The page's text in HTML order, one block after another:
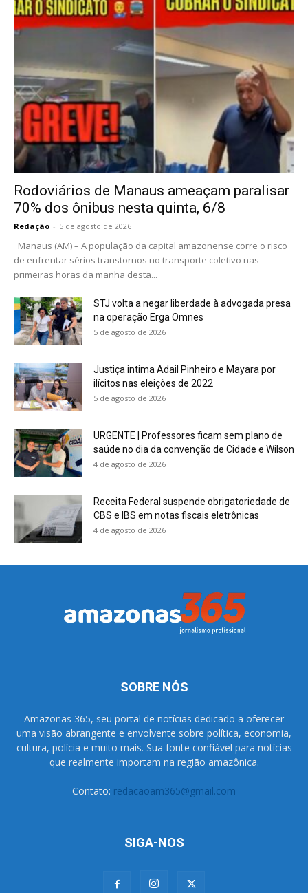
Rodoviários de Manaus ameaçam paralisar
70% dos ônibus nesta quinta, 6/8
Redação - 5 de agosto de 2026
Manaus (AM) – A população da capital amazonense corre o risco
de enfrentar sérios transtornos no transporte coletivo nas
primeiras horas da manhã desta...
STJ volta a negar liberdade à advogada presa
na operação Erga Omnes
5 de agosto de 2026
Justiça intima Adail Pinheiro e Mayara por
ilícitos nas eleições de 2022
5 de agosto de 2026
URGENTE | Professores ficam sem plano de
saúde no dia da convenção de Cidade e Wilson
4 de agosto de 2026
Receita Federal suspende obrigatoriedade de
CBS e IBS em notas fiscais eletrônicas
4 de agosto de 2026
SOBRE NÓS
Amazonas 365, seu portal de notícias dedicado a oferecer
uma visão abrangente e envolvente sobre política, economia,
cultura, polícia e muito mais. Sua fonte confiável para notícias
que realmente importam na região amazônica.
Contato: redacaoam365@gmail.com
SIGA-NOS